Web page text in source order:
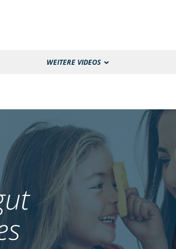
WEITERE VIDEOS